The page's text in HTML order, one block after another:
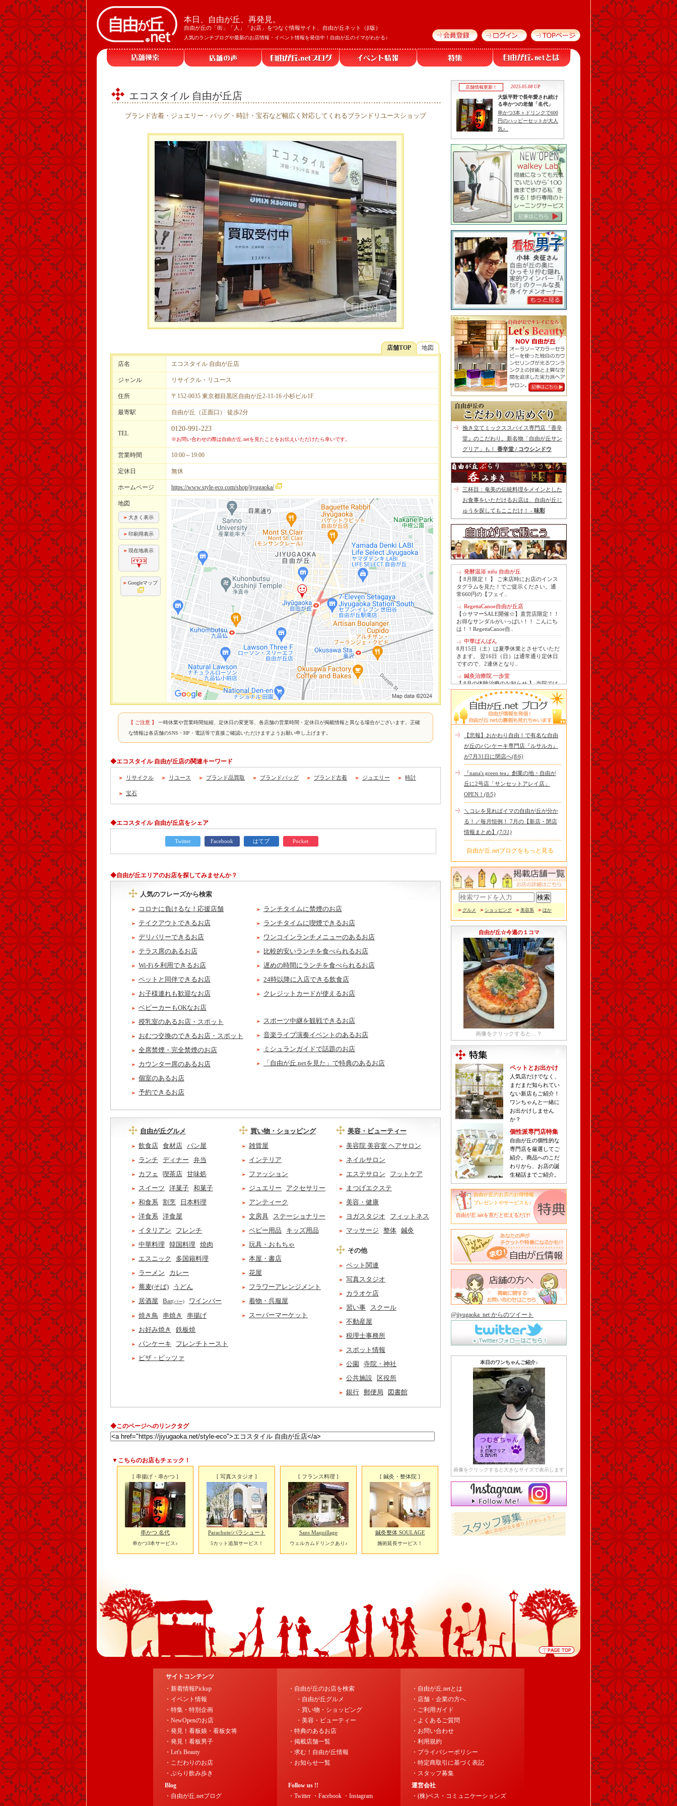
本日、自由が丘、再発見。
自由が丘の「街」「人」「お店」をつなぐ情報サイト、自由が丘ネット（β版）
人気のランチブログや最新のお店情報・イベント情報を発信中！自由が丘のイマがわかる♪
エコスタイル 自由が丘店
ブランド古着・ジュエリー・バッグ・時計・宝石など幅広く対応してくれるブランドリユースショップ
地図
店舗TOP
店名 エコスタイル 自由が丘店
ジャンル リサイクル・リユース
住所 〒152-0035 東京都目黒区自由が丘2-11-16 小杉ビル1F
最寄駅 自由が丘（正面口） 徒歩2分
TEL
0120-991-223
※お問い合わせの際は自由が丘.netを見たことをお伝えいただけたら幸いです。
営業時間 10:00～19:00
定休日 無休
ホームページ https://www.style-eco.com/shop/jiyugaoka/
地図
大きく表示
印刷用表示
現在地表示
Googleマップ
【 ご注意 】
一時休業や営業時間短縮、定休日の変更等、各店舗の営業時間・定休日が掲載情報と異なる場合がございます。正確
な情報は各店舗のSNS・HP・電話等で直接ご確認いただけますようお願い申し上げます。
◆エコスタイル 自由が丘店の関連キーワード
リサイクル リユース ブランド品買取 ブランドバッグ ブランド古着 ジュエリー 時計
宝石
◆エコスタイル 自由が丘店をシェア
Twitter Facebook はてブ Pocket
◆自由が丘エリアのお店を探してみませんか？
人気のフレーズから検索
コロナに負けるな！応援店舗
テイクアウトできるお店
デリバリーできるお店
テラス席のあるお店
Wi-Fiを利用できるお店
ペットと同伴できるお店
お子様連れも歓迎なお店
ベビーカーもOKなお店
授乳室のあるお店・スポット
おむつ交換のできるお店・スポット
全席禁煙・完全禁煙のお店
カウンター席のあるお店
個室のあるお店
予約できるお店
ランチタイムに禁煙のお店
ランチタイムに喫煙できるお店
ワンコインランチメニューのあるお店
比較的安いランチを食べられるお店
遅めの時間にランチを食べられるお店
24時以降に入店できる飲食店
クレジットカードが使えるお店
スポーツ中継を観戦できるお店
音楽ライブ演奏イベントのあるお店
ミシュランガイドで話題のお店
「自由が丘.netを見た」で特典のあるお店
自由が丘グルメ
飲食店 食材店 パン屋
ランチ
ディナー
弁当
カフェ
喫茶店 甘味処
スイーツ
洋菓子 和菓子
和食系 割烹
日本料理
洋食系 洋食屋
イタリアン
フレンチ
中華料理
韓国料理
焼肉
エスニック
多国籍料理
ラーメン
カレー
蕎麦(そば)
うどん
居酒屋
Bar(バー)
ワインバー
焼き鳥
串焼き
串揚げ
お好み焼き
鉄板焼
パンケーキ
フレンチトースト
ピザ・ピッツァ
買い物・ショッピング
雑貨屋
インテリア
ファッション
ジュエリー
アクセサリー
アンティーク
文房具
ステーショナリー
ベビー用品
キッズ用品
玩具・おもちゃ
本屋・書店
花屋
フラワーアレンジメント
着物・呉服屋
スーパーマーケット
美容・ビューティー
美容院 美容室 ヘアサロン
ネイルサロン
エステサロン
フットケア
まつげエクステ
美容・健康
ヨガスタジオ
フィットネス
マッサージ
整体 鍼灸
その他
ペット関連
写真スタジオ
カラオケ店
習い事
スクール
不動産屋
税理士事務所
スポット情報
公園
寺院・神社
公共施設
区役所
銀行 郵便局 図書館
◆このページへのリンクタグ
▼こちらのお店もチェック！
[ 串揚げ・串かつ ]
串かつ 名代
串かつ3本サービス♪
[ 写真スタジオ ]
Parachute/パラシュート
5カット追加サービス！
[ フランス料理 ]
Sans Maquillage
ウェルカムドリンクあり♪
[ 鍼灸・整体院 ]
鍼灸整体 SOULAGE
施術延長サービス！
店舗情報更新！ 2025.05.08 UP
大阪平野で長年愛され続け
る串かつの老舗「名代」
串かつ3本＋ドリンクで600
円のハッピーセットが大人
気♪..
挽き立てミックススパイス専門店『香辛
堂』のこだわり。新名物「自由が丘サン
グリア」も！ 香辛堂 / コウシンドウ
三杯目：奄美の伝統料理をメインとした
お食事をいただけるお店は、自由が丘じ
ゅうを探してもここだけ！ - 味彩
発酵温浴 nifu 自由が丘
【 8月限定！ 】 ご来店時にお店のインス
タグラムを見た！でご提示ください。通
常660円の【フェイ..
RegettaCanoe自由が丘店
【☆サマーSALE開催☆】直営店限定！！
お得なサンダルがいっぱい！！ こんにち
は！！RegettaCanoe自..
中華ばんばん
8月15日（土）は夏季休業とさせていただ
きます。 翌16日（日）は通常通り定休日
ですので、2連休となり..
鍼灸治療院 一歩堂
【 8月の体験治療のお知らせ 】 当院では
毎月第1月曜日を体験dayとし、当院の施
術をお得に体験し..
Le Monde Gourmand
今年も南アルプス @sachiblueberryfarm か
ら美味しいブルーベリーが😋
https://www.instagram.com/sachi..
tomoru
土曜日限定ランチセット(12:00〜15:00)は
じまりました！※数量限定その日のおす
cheese & booze ost
【 平日限定ランチメニュー 】 ワンプレー
トランチ登場！！パスタやリゾットにも
色々付くようにな..
京都九条ねぎ焼き専門店 ねぎ家 -時代
家 旬-
【ランチ限定】鉄板炙りホルモン丼🔥本
顧問契約 】 冷え性改善協会は、小規模の
エステサロン、リ..
【悲報】おかわり自由！で有名な自由
が丘のパンケーキ専門店『ルサルカ』
が7月31日に閉店へ(8/6)
『nana's green tea』創業の地・自由が
丘に2号店「サンセットアレイ店」
OPEN！ (8/5)
＼コレを見ればイマの自由が丘が分か
る！／毎月恒例！ 7月の【新店・閉店
情報まとめ】 (7/31)
自由が丘.netブログをもっと見る
グルメ ショッピング 美容系 ほか
自由が丘☆今週の１コマ
画像をクリックすると…？
ペットとお出かけ
人気店だけでなく、
まだまだ知られてい
ない新店もご紹介！
ワンちゃんと一緒に
お出かけしません
か？
個性派専門店特集
自由が丘の個性的な
専門店を厳選してご
紹介。商品へのこだ
わりから、お店の誕
生秘話までご紹介。
自由が丘のお店のお得情報
プレゼントやサービスも♪
自由が丘.netを見たと伝えるだけ!
@jiyugaoka_net からのツイート
本日のワンちゃんご紹介♪
画像をクリックすると大きなサイズで表示します
サイトコンテンツ
・新着情報Pickup
・イベント情報
・特集・特別企画
・NewOpenのお店
・発見！看板娘・看板女将
・発見！看板男子
・Let's Beauty
・こだわりのお店
・ぶらり飲み歩き
Blog
・自由が丘.netブログ
・自由が丘のお店を検索
・自由が丘グルメ
・買い物・ショッピング
・美容・ビューティー
・特典のあるお店
・掲載店舗一覧
・求む！自由が丘情報
・お知らせ一覧
Follow us !!
・Twitter
・Facebook ・Instagram
・自由が丘.netとは
・店舗・企業の方へ
・ご利用ガイド
・よくあるご質問
・お問い合わせ
・利用規約
・プライバシーポリシー
・特定商取引に基づく表記
・スタッフ募集
運営会社
・(株)ベス・コミュニケーションズ